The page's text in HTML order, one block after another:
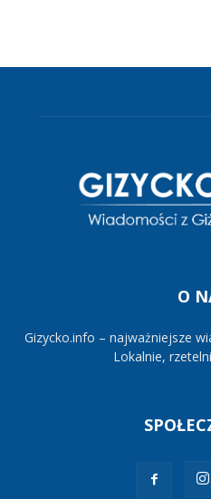
O
Gizycko.info – najważniejsze
Lokalnie,